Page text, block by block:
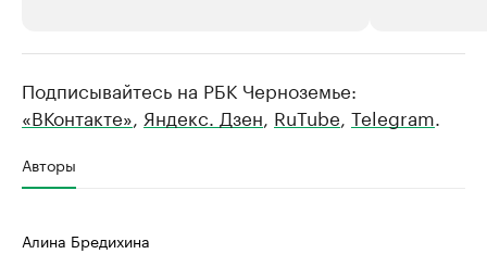
Делитесь новостями бизнеса на РБК
бренды спикеров бизнеса
Подписывайтесь на РБК Черноземье:
«ВКонтакте», Яндекс. Дзен, RuTube, Telegram.
Авторы
Алина Бредихина